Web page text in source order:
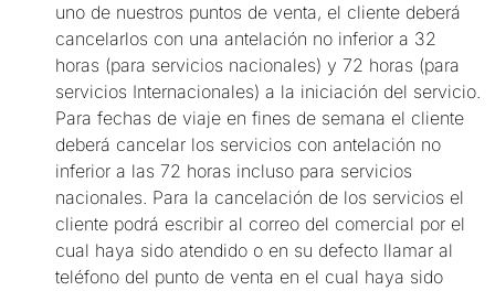
uno de nuestros puntos de venta, el cliente deberá
cancelarlos con una antelación no inferior a 32
horas (para servicios nacionales) y 72 horas (para
servicios Internacionales) a la iniciación del servicio.
Para fechas de viaje en fines de semana el cliente
deberá cancelar los servicios con antelación no
inferior a las 72 horas incluso para servicios
nacionales. Para la cancelación de los servicios el
cliente podrá escribir al correo del comercial por el
cual haya sido atendido o en su defecto llamar al
teléfono del punto de venta en el cual haya sido